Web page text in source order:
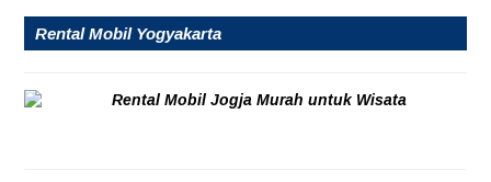
Rental Mobil Yogyakarta
Rental Mobil Jogja Murah untuk Wisata